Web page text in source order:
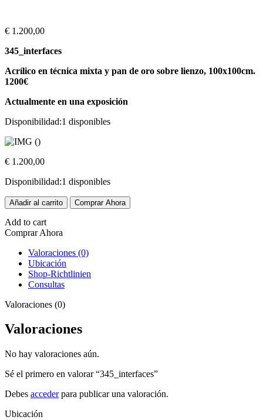
€ 1.200,00
345_interfaces
Acrílico en técnica mixta y pan de oro sobre lienzo, 100x100cm.
1200€
Actualmente en una exposición
Disponibilidad:1 disponibles
€ 1.200,00
Disponibilidad:1 disponibles
345_interfaces
cantidad
Añadir al carrito Comprar Ahora
Add to cart
Comprar Ahora
Valoraciones (0)
Ubicación
Shop-Richtlinien
Consultas
Valoraciones (0)
Valoraciones
No hay valoraciones aún.
Sé el primero en valorar “345_interfaces”
Debes accederpara publicar una valoración.
Ubicación